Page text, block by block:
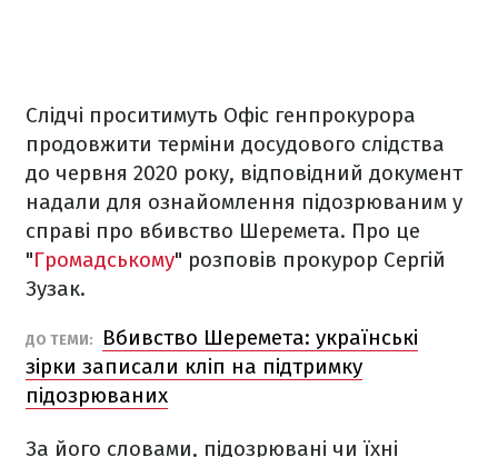
Слідчі проситимуть Офіс генпрокурора
продовжити терміни досудового слідства
до червня 2020 року, відповідний документ
надали для ознайомлення підозрюваним у
справі про вбивство Шеремета. Про це
"Громадському" розповів прокурор Сергій
Зузак.
ДО ТЕМИ:
Вбивство Шеремета: українські
зірки записали кліп на підтримку
підозрюваних
За його словами, підозрювані чи їхні